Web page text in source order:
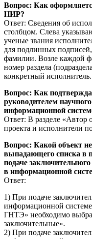
Вопрос: Как
НИР?
Ответ: Сведения об
столбцом. Слева
ученые звания
для подлинных
фамилии. Возле каждой
номер раздела
конкретный исполнитель.
Вопрос: Как
руководителем
информационной
Ответ: В разделе «Автор
проекта и исполнители
Вопрос: Какой объект
выпадающего списка в
подаче
в информационной
Ответ:
1) При подаче
информационной
ГНТЭ» необходимо
заключительные».
2) При подаче